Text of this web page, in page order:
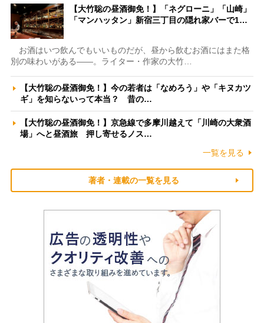
【大竹聡の昼酒御免！】「ネグローニ」「山崎」
「マンハッタン」新宿三丁目の隠れ家バーで1…
お酒はいつ飲んでもいいものだが、昼から飲むお酒にはまた格
別の味わいがある――。ライター・作家の大竹…
【大竹聡の昼酒御免！】今の若者は「なめろう」や「キヌカツ
ギ」を知らないって本当？ 昔の…
【大竹聡の昼酒御免！】京急線で多摩川越えて「川崎の大衆酒
場」へと昼酒旅 押し寄せるノス…
一覧を見る
著者・連載の一覧を見る